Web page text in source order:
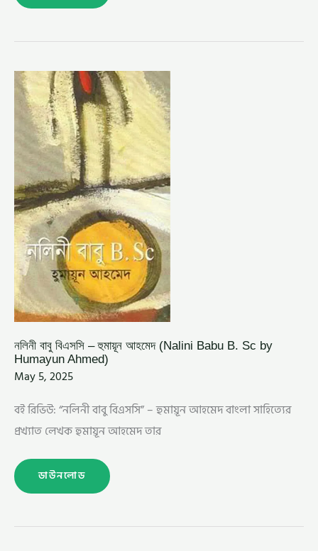
নলিনী বাবু বিএসসি – হুমায়ূন আহমেদ (Nalini Babu B. Sc by
Humayun Ahmed)
May 5, 2025
বই রিভিউ: “নলিনী বাবু বিএসসি” – হুমায়ূন আহমেদ বাংলা সাহিত্যের
প্রখ্যাত লেখক হুমায়ূন আহমেদ তার
নলিনী
বাবু
বিএসসি
–
হুমায়ূন
আহমেদ
(NALINI
BABU
B.
SC
BY
HUMAYUN
AHMED)
ডাউনলোড